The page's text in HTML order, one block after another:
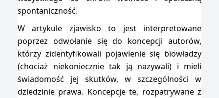
spontaniczność.
W artykule zjawisko to jest interpretowane
poprzez odwołanie się do koncepcji autorów,
którzy zidentyfikowali pojawienie się biowładzy
(chociaż niekoniecznie tak ją nazywali) i mieli
świadomość jej skutków, w szczególności w
dziedzinie prawa. Koncepcje te, rozpatrywane z